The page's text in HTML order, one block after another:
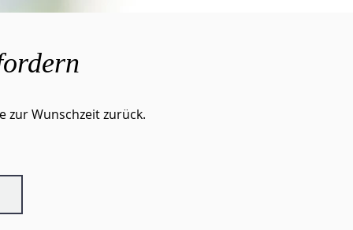
zur Wunschzeitzurück.